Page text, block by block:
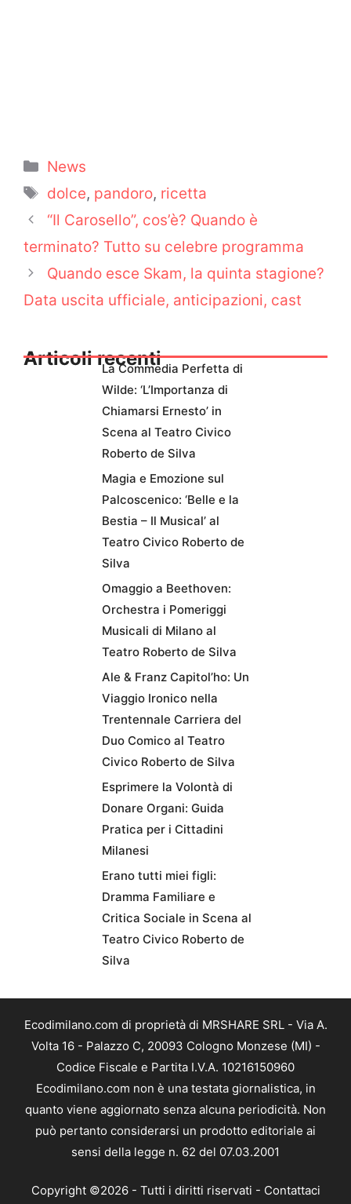
Categorie
News
Tag
dolce, pandoro, ricetta
“Il Carosello”, cos’è? Quando è
terminato? Tutto su celebre programma
Quando esce Skam, la quinta stagione?
Data uscita ufficiale, anticipazioni, cast
Articoli recentiLa Commedia Perfetta di
Wilde: ‘L’Importanza di
Chiamarsi Ernesto’ in
Scena al Teatro Civico
Roberto de Silva
Magia e Emozione sul
Palcoscenico: ‘Belle e la
Bestia – Il Musical’ al
Teatro Civico Roberto de
Silva
Omaggio a Beethoven:
Orchestra i Pomeriggi
Musicali di Milano al
Teatro Roberto de Silva
Ale & Franz Capitol’ho: Un
Viaggio Ironico nella
Trentennale Carriera del
Duo Comico al Teatro
Civico Roberto de Silva
Esprimere la Volontà di
Donare Organi: Guida
Pratica per i Cittadini
Milanesi
Erano tutti miei figli:
Dramma Familiare e
Critica Sociale in Scena al
Teatro Civico Roberto de
Silva
Ecodimilano.com di proprietà di MRSHARE SRL - Via A.
Volta 16 - Palazzo C, 20093 Cologno Monzese (MI) -
Codice Fiscale e Partita I.V.A. 10216150960
Ecodimilano.com non è una testata giornalistica, in
quanto viene aggiornato senza alcuna periodicità. Non
può pertanto considerarsi un prodotto editoriale ai
sensi della legge n. 62 del 07.03.2001
Copyright ©2026 - Tutti i diritti riservati - Contattaci